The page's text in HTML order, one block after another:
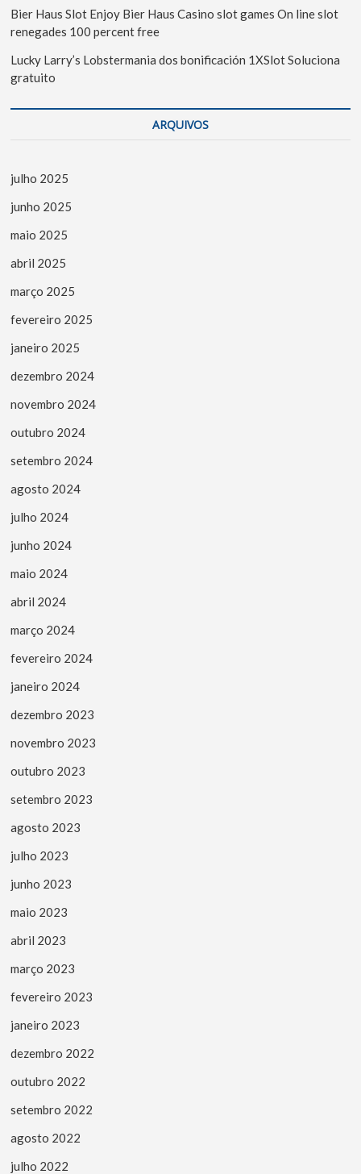
Bier Haus Slot Enjoy Bier Haus Casino slot games On line slot
renegades 100 percent free
Lucky Larry’s Lobstermania dos bonificación 1XSlot Soluciona
gratuito
ARQUIVOS
julho 2025
junho 2025
maio 2025
abril 2025
março 2025
fevereiro 2025
janeiro 2025
dezembro 2024
novembro 2024
outubro 2024
setembro 2024
agosto 2024
julho 2024
junho 2024
maio 2024
abril 2024
março 2024
fevereiro 2024
janeiro 2024
dezembro 2023
novembro 2023
outubro 2023
setembro 2023
agosto 2023
julho 2023
junho 2023
maio 2023
abril 2023
março 2023
fevereiro 2023
janeiro 2023
dezembro 2022
outubro 2022
setembro 2022
agosto 2022
julho 2022